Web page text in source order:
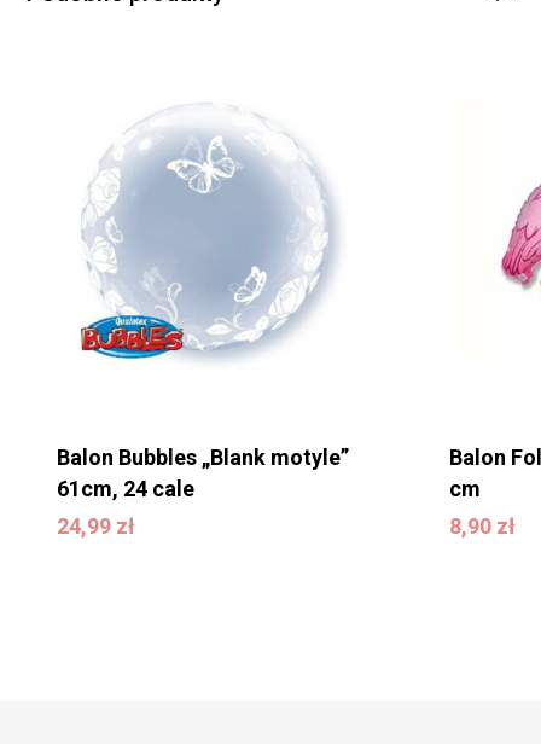
Balon Bubbles „Blank motyle”
61cm, 24 cale
24,99 zł
24,99zł
Balon
cm
8,90 zł
8,90zł